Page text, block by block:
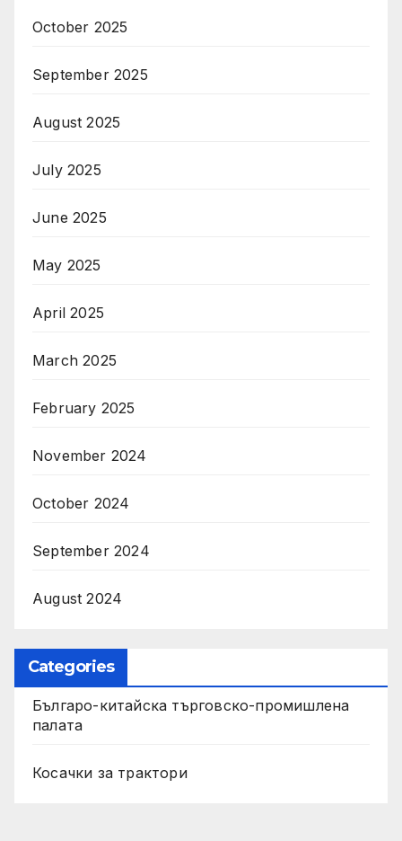
October 2025
September 2025
August 2025
July 2025
June 2025
May 2025
April 2025
March 2025
February 2025
November 2024
October 2024
September 2024
August 2024
Categories
Българо-китайска търговско-промишлена
палата
Косачки за трактори